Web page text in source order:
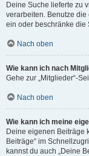
Deine Suche lieferte zu
verarbeiten. Benutze
ein oder beschränke die
Nach oben
Wie kann ich nach
Gehe zur „Mitglieder“-
Nach oben
Wie kann ich meine
Deine eigenen Beiträge
Beiträge“ im
kannst du auch „Deine